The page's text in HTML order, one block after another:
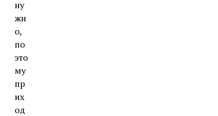
ну
жн
о,
по
это
му
пр
их
од